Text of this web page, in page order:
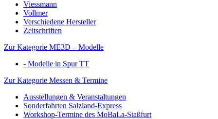
Viessmann
Vollmer
Verschiedene Hersteller
Zeitschriften
Zur Kategorie ME3D – Modelle
- Modelle in Spur TT
Zur Kategorie Messen & Termine
Ausstellungen & Veranstaltungen
Sonderfahrten Salzland-Express
Workshop-Termine des MoBaLa-Staßfurt